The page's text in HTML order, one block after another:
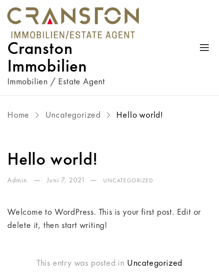
Cranston
Immobilien
Immobilien / Estate Agent
Home Uncategorized Hello world!
Hello world!
Admin Juni 7, 2021 UNCATEGORIZED
Welcome to WordPress. This is your first post. Edit or
delete it, then start writing!
This entry was posted in Uncategorized